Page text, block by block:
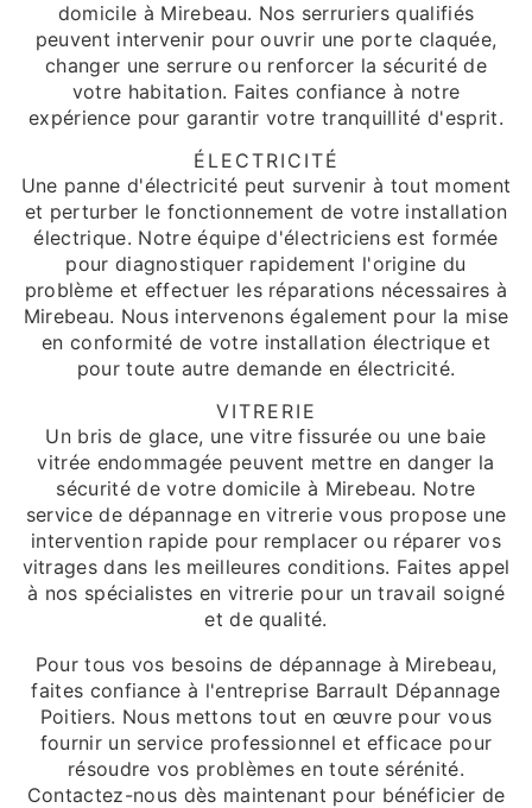
domicile à Mirebeau. Nos serruriers qualifiés
peuvent intervenir pour ouvrir une porte claquée,
changer une serrure ou renforcer la sécurité de
votre habitation. Faites confiance à notre
expérience pour garantir votre tranquillité d'esprit.
ÉLECTRICITÉ
Une panne d'électricité peut survenir à tout moment
et perturber le fonctionnement de votre installation
électrique. Notre équipe d'électriciens est formée
pour diagnostiquer rapidement l'origine du
problème et effectuer les réparations nécessaires à
Mirebeau. Nous intervenons également pour la mise
en conformité de votre installation électrique et
pour toute autre demande en électricité.
VITRERIE
Un bris de glace, une vitre fissurée ou une baie
vitrée endommagée peuvent mettre en danger la
sécurité de votre domicile à Mirebeau. Notre
service de dépannage en vitrerie vous propose une
intervention rapide pour remplacer ou réparer vos
vitrages dans les meilleures conditions. Faites appel
à nos spécialistes en vitrerie pour un travail soigné
et de qualité.
Pour tous vos besoins de dépannage à Mirebeau,
faites confiance à l'entreprise Barrault Dépannage
Poitiers. Nous mettons tout en œuvre pour vous
fournir un service professionnel et efficace pour
résoudre vos problèmes en toute sérénité.
Contactez-nous dès maintenant pour bénéficier de